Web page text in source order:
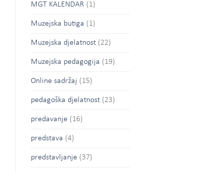
MGT KALENDAR (1)
Muzejska butiga (1)
Muzejska djelatnost(22)
Muzejska pedagogija (19)
Online sadržaj (15)
pedagoška djelatnost(23)
predavanje (16)
predstava (4)
predstavljanje (37)